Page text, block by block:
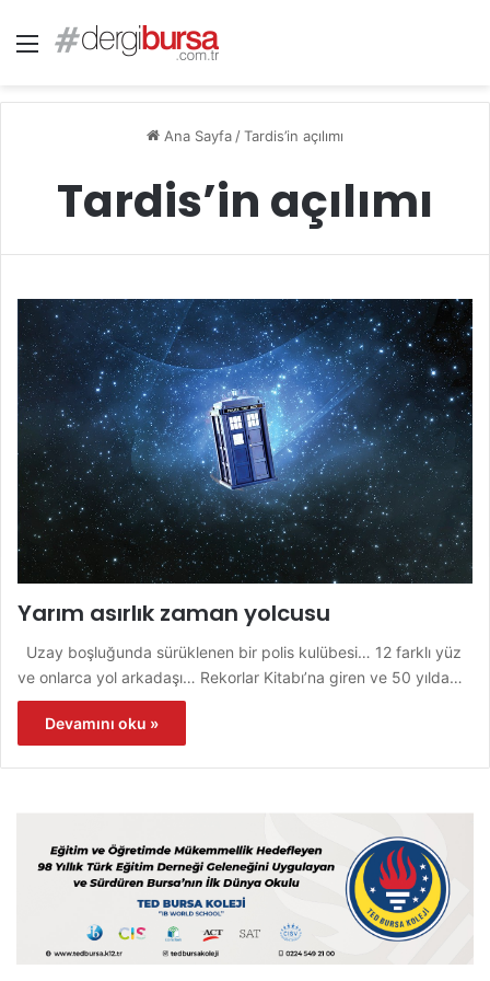
Menü
Ana Sayfa /Tardis’in açılımı
Tardis’in açılımı
Yarım asırlık zaman yolcusu
Uzay boşluğunda sürüklenen bir polis kulübesi… 12 farklı yüz
ve onlarca yol arkadaşı… Rekorlar Kitabı’na giren ve 50 yılda…
Devamını oku »